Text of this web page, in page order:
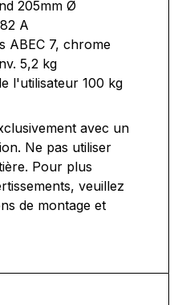
205mm Ø
A
ABEC 7, chrome
5,2 kg
l'utilisateur 100 kg
avec un
Ne pas utiliser
Pour plus
veuillez
de montage et